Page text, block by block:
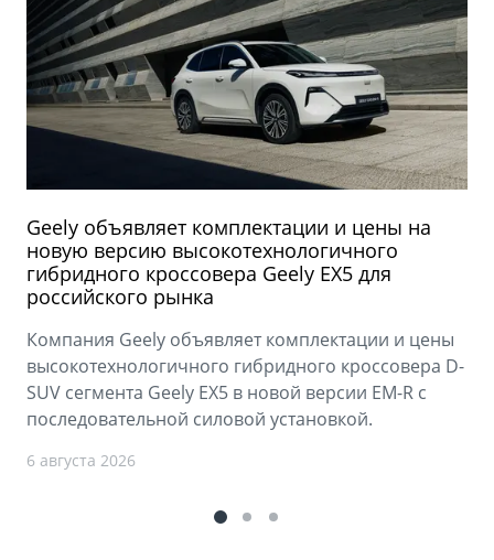
Geely объявляет комплектации и цены на
новую версию высокотехнологичного
гибридного кроссовера Geely EX5 для
российского рынка
Компания Geely объявляет комплектации и цены
высокотехнологичного гибридного кроссовера D-
SUV сегмента Geely EX5 в новой версии EM-R с
последовательной силовой установкой.
6 августа 2026